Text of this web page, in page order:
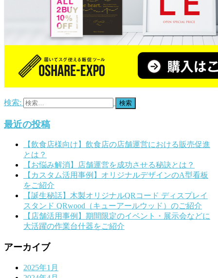
検索:
最近の投稿
【飲食店様向け】飲食店の店舗運営における販売促進
とは？
【お悩み解消】店舗運営を成功させる秘訣とは？
【カスタム活用事例】オリジナルデザインのA型看板
をご紹介
【誕生秘話】木製オリジナルQRコード ディスプレイ
スタンド QRwood（キューアールウッド）のご紹介
【店舗活用事例】期間限定のイベント・展示会などに
大活躍の作業台什器をご紹介
アーカイブ
2025年1月